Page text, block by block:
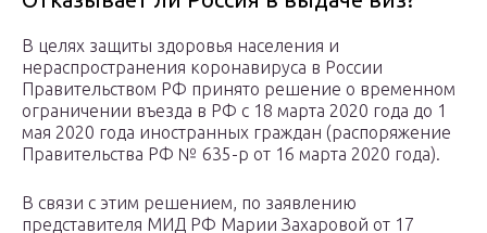
В целях защиты здоровья населения и
нераспространения коронавируса в России
Правительством РФ принято решение о временном
ограничении въезда в РФ с 18 марта 2020 года до 1
мая 2020 года иностранных граждан (распоряжение
Правительства РФ № 635-р от 16 марта 2020 года).
В связи с этим решением, по заявлению
представителя МИД РФ Марии Захаровой от 17